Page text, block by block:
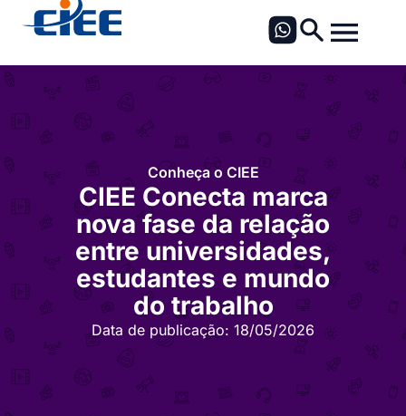
Conheça o CIEE
CIEE Conecta marca
nova fase da relação
entre universidades,
estudantes e mundo
do trabalho
Data de publicação: 18/05/2026